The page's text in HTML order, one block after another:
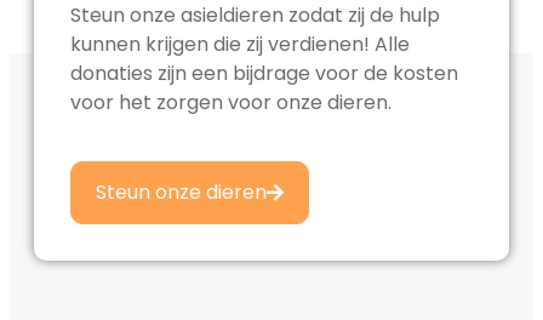
Steun onze asieldieren zodat zij de hulp
kunnen krijgen die zij verdienen! Alle
donaties zijn een bijdrage voor de kosten
voor het zorgen voor onze dieren.
Steun onze dieren